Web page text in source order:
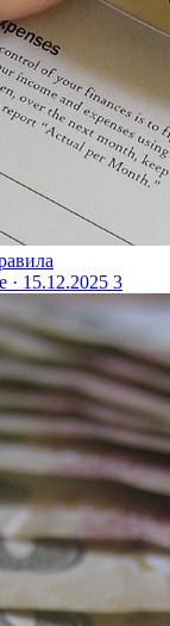
· 15.12.2025 3